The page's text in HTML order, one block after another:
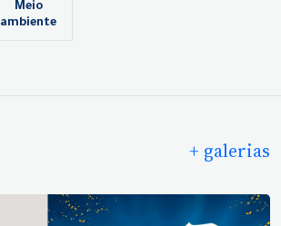
Meio
ambiente
+ galerias